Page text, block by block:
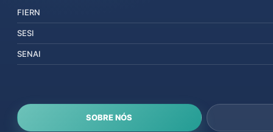
FIERN
SESI
SENAI
SOBRE NÓS